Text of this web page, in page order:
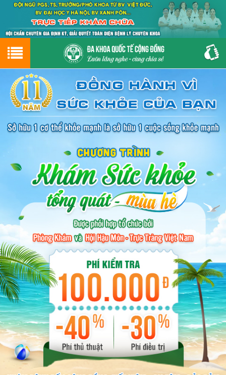
Hotline0243.9656.999tư vấn miễn phí
GIỚI THIỆU
GIỚI THIỆU VỀ PHÒNG KHÁM
CƠ SỞ VẬT CHẤT
ĐẶT HẸN LỊCH KHÁM
ĐƯỜNG TỚI PHÒNG KHÁM
PHỤ KHOA
BỆNH HẬU MÔN
BỆNH XÃ HỘI